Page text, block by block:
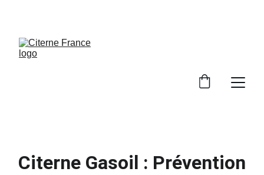
Citerne Gasoil : Prévention